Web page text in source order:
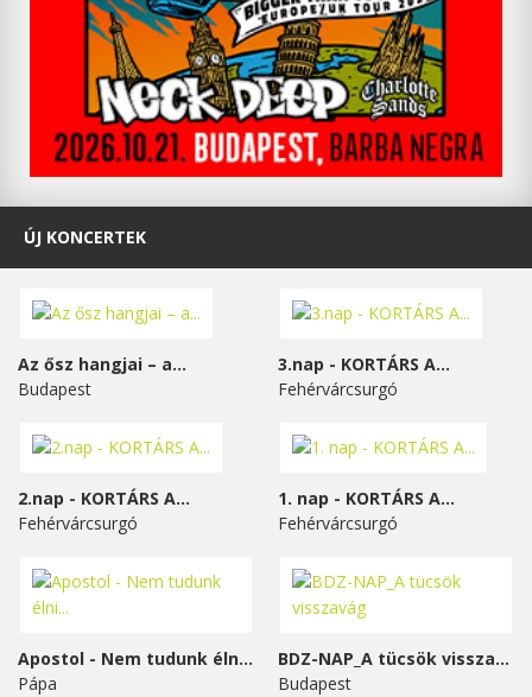
ÚJ KONCERTEK
Az ősz hangjai – a...
Budapest
3.nap - KORTÁRS A...
Fehérvárcsurgó
2.nap - KORTÁRS A...
Fehérvárcsurgó
1. nap - KORTÁRS A...
Fehérvárcsurgó
Apostol - Nem tudunk élni...
Pápa
BDZ-NAP_A tücsök visszavág
Budapest